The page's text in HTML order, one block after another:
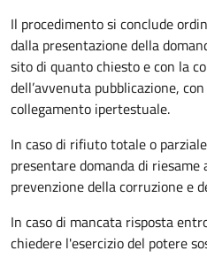
Il procedimento si conclude
dalla presentazione della
sito di quanto chiesto e con la
dell’avvenuta pubblicazione,
collegamento ipertestuale.
In caso di rifiuto totale o
presentare domanda di riesame
prevenzione della corruzione e
In caso di mancata risposta
chiedere l'esercizio del potere